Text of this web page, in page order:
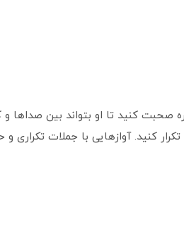
صحبت کنید تا او بتواند بین صداها و
تکرار کنید. آوازهایی با جملات